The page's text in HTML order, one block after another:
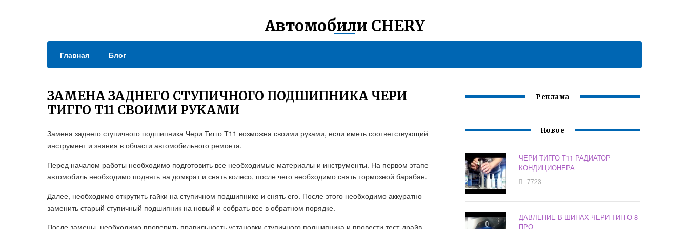
Автомобили CHERY
Главная Блог
ЗАМЕНА ЗАДНЕГО СТУПИЧНОГО ПОДШИПНИКА ЧЕРИ
ТИГГО Т11 СВОИМИ РУКАМИ
Замена заднего ступичного подшипника Чери Тигго Т11 возможна своими руками, если иметь соответствующий
инструмент и знания в области автомобильного ремонта.
Перед началом работы необходимо подготовить все необходимые материалы и инструменты. На первом этапе
автомобиль необходимо поднять на домкрат и снять колесо, после чего необходимо снять тормозной барабан.
Далее, необходимо открутить гайки на ступичном подшипнике и снять его. После этого необходимо аккуратно
заменить старый ступичный подшипник на новый и собрать все в обратном порядке.
После замены, необходимо проверить правильность установки ступичного подшипника и провести тест-драйв,
Реклама
Новое
ЧЕРИ ТИГГО Т11 РАДИАТОР
КОНДИЦИОНЕРА
7723
ДАВЛЕНИЕ В ШИНАХ ЧЕРИ ТИГГО 8
ПРО